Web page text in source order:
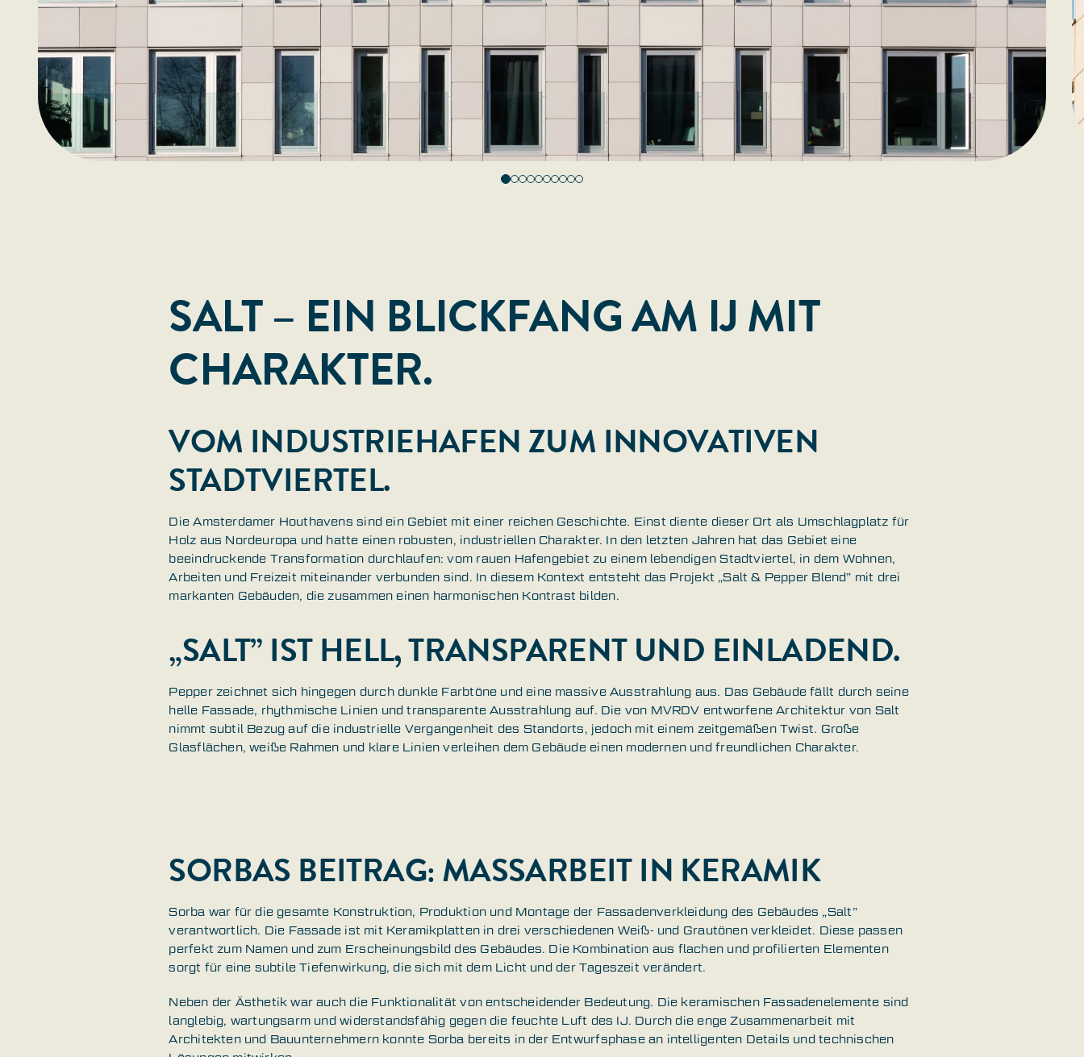
SALT – EIN BLICKFANG AM IJ MIT
CHARAKTER.
VOM INDUSTRIEHAFEN ZUM INNOVATIVEN
STADTVIERTEL.
Die Amsterdamer Houthavens sind ein Gebiet mit einer reichen Geschichte. Einst diente dieser Ort als Umschlagplatz für
Holz aus Nordeuropa und hatte einen robusten, industriellen Charakter. In den letzten Jahren hat das Gebiet eine
beeindruckende Transformation durchlaufen: vom rauen Hafengebiet zu einem lebendigen Stadtviertel, in dem Wohnen,
Arbeiten und Freizeit miteinander verbunden sind. In diesem Kontext entsteht das Projekt „Salt & Pepper Blend” mit drei
markanten Gebäuden, die zusammen einen harmonischen Kontrast bilden.
„SALT” IST HELL, TRANSPARENT UND EINLADEND.
Pepper zeichnet sich hingegen durch dunkle Farbtöne und eine massive Ausstrahlung aus. Das Gebäude fällt durch seine
helle Fassade, rhythmische Linien und transparente Ausstrahlung auf. Die von MVRDV entworfene Architektur von Salt
nimmt subtil Bezug auf die industrielle Vergangenheit des Standorts, jedoch mit einem zeitgemäßen Twist. Große
Glasflächen, weiße Rahmen und klare Linien verleihen dem Gebäude einen modernen und freundlichen Charakter.
SORBAS BEITRAG: MASSARBEIT IN KERAMIK
Sorba war für die gesamte Konstruktion, Produktion und Montage der Fassadenverkleidung des Gebäudes „Salt”
verantwortlich. Die Fassade ist mit Keramikplatten in drei verschiedenen Weiß- und Grautönen verkleidet. Diese passen
perfekt zum Namen und zum Erscheinungsbild des Gebäudes. Die Kombination aus flachen und profilierten Elementen
sorgt für eine subtile Tiefenwirkung, die sich mit dem Licht und der Tageszeit verändert.
Neben der Ästhetik war auch die Funktionalität von entscheidender Bedeutung. Die keramischen Fassadenelemente sind
langlebig, wartungsarm und widerstandsfähig gegen die feuchte Luft des IJ. Durch die enge Zusammenarbeit mit
Architekten und Bauunternehmern konnte Sorba bereits in der Entwurfsphase an intelligenten Details und technischen